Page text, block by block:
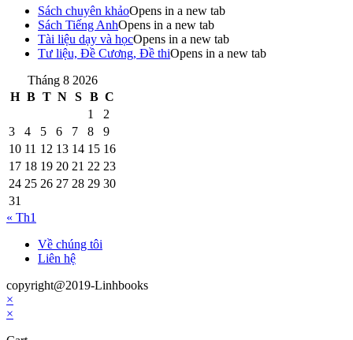
Sách chuyên khảoOpens in a new tab
Sách Tiếng AnhOpens in a new tab
Tài liệu dạy và họcOpens in a new tab
Tư liệu, Đề Cương, Đề thiOpens in a new tab
Tháng 8 2026
H B T N S B C
1
2
3
4 5 6 7 8
9
10 11 12 13 14 15 16
17 18 19 20 21 22 23
24 25 26 27 28 29 30
31
« Th1
Về chúng tôi
Liên hệ
copyright@2019-Linhbooks
×
×